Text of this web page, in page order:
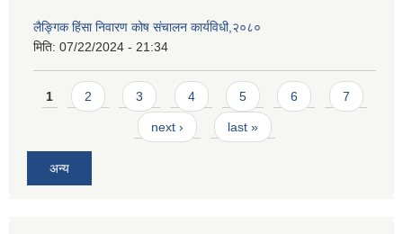
लैङ्गिक हिंसा निवारण कोष संचालन कार्यविधी,२०८०
मिति: 07/22/2024 - 21:34
Pages
1 2 3 4 5 6 7
next › last »
अन्य